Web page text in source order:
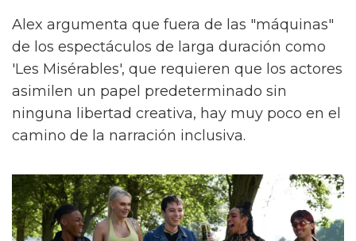
Alex argumenta que fuera de las "máquinas"
de los espectáculos de larga duración como
'Les Misérables', que requieren que los actores
asimilen un papel predeterminado sin
ninguna libertad creativa, hay muy poco en el
camino de la narración inclusiva.